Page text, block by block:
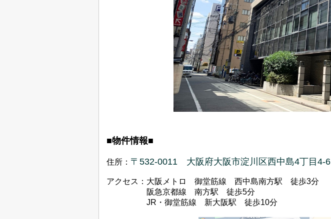
■物件情報■
住所： 〒532-0011 大阪府大阪市淀川区西中島4丁目4-6
アクセス：大阪メトロ 御堂筋線 西中島南方駅 徒歩3分
阪急京都線 南方駅 徒歩5分
JR・御堂筋線 新大阪駅 徒歩10分